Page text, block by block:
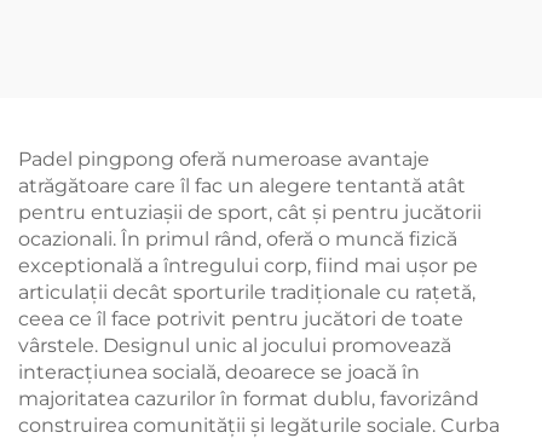
Padel pingpong oferă numeroase avantaje
atrăgătoare care îl fac un alegere tentantă atât
pentru entuziașii de sport, cât și pentru jucătorii
ocazionali. În primul rând, oferă o muncă fizică
exceptională a întregului corp, fiind mai ușor pe
articulații decât sporturile tradiționale cu rațetă,
ceea ce îl face potrivit pentru jucători de toate
vârstele. Designul unic al jocului promovează
interacțiunea socială, deoarece se joacă în
majoritatea cazurilor în format dublu, favorizând
construirea comunității și legăturile sociale. Curba